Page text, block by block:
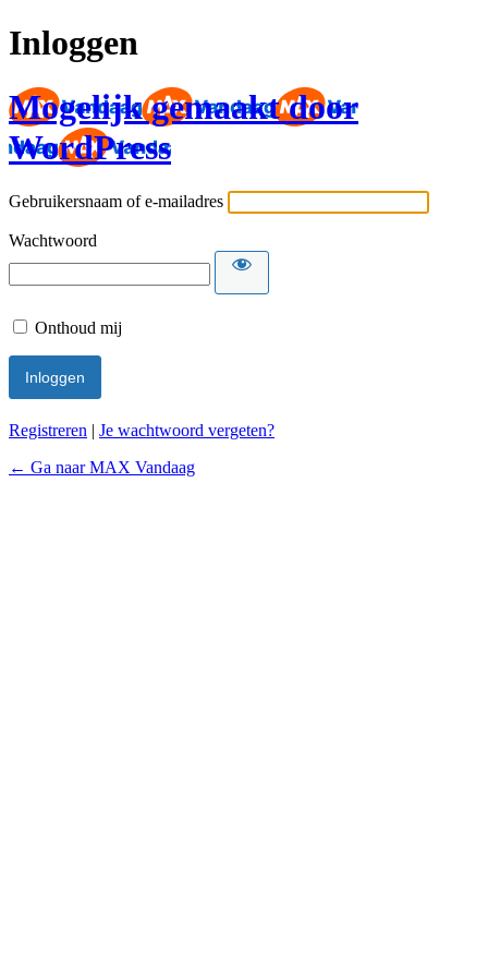
Inloggen
Mogelijk gemaakt door
WordPress
Gebruikersnaam of e-mailadres
Wachtwoord
Onthoud mij
Registreren | Je wachtwoord vergeten?
← Ga naar MAX Vandaag